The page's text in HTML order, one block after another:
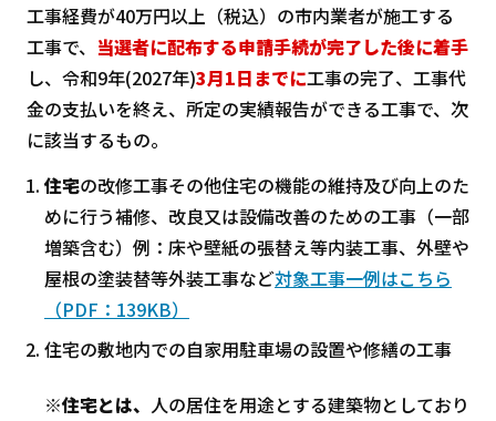
工事経費が40万円以上（税込）の市内業者が施工する
工事で、 当選者に配布する申請手続が完了した後に着手
し、令和9年(2027年)3月1日までに工事の完了、工事代
金の支払いを終え、所定の実績報告ができる工事で、次
に該当するもの。
住宅の改修工事その他住宅の機能の維持及び向上のた
めに行う補修、改良又は設備改善のための工事（一部
増築含む）例：床や壁紙の張替え等内装工事、外壁や
屋根の塗装替等外装工事など対象工事一例はこちら
（PDF：139KB）
住宅の敷地内での自家用駐車場の設置や修繕の工事
※住宅とは、 人の居住を用途とする建築物としており